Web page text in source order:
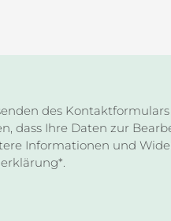
des
dass Ihre Daten zur
Informationen und